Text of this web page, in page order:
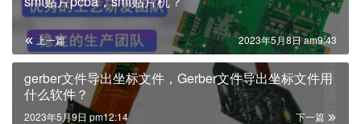
上一篇 2023年5月8日 am9:43
gerber文件导出坐标文件，Gerber文件导出坐标文件用
什么软件？
下一篇
2023年5月9日 pm12:14